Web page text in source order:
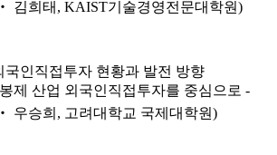
김희태, KAIST기술경영전문대학원)
국인직접투자 현황과 발전 방향
제 산업 외국인직접투자를 중심으로 -
우승희, 고려대학교 국제대학원)